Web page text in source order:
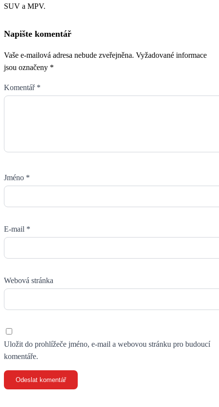
SUV a MPV.
Napište komentář
Vaše e-mailová adresa nebude zveřejněna. Vyžadované informace
jsou označeny *
Komentář *
Jméno *
E-mail *
Webová stránka
Uložit do prohlížeče jméno, e-mail a webovou stránku pro budoucí
komentáře.